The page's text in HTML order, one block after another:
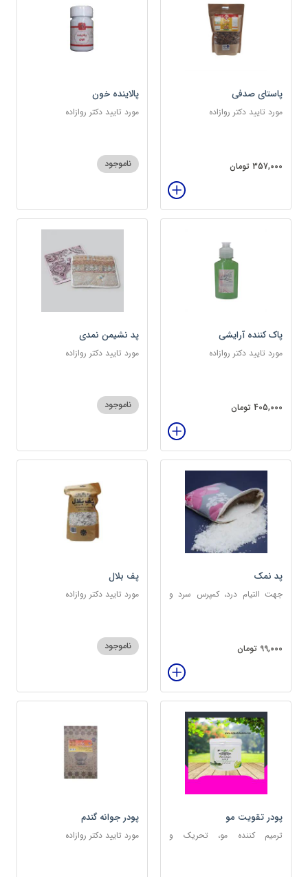
پاستای صدفی
مورد تایید دکتر روازاده
357,000 تومان
پالاینده خون
مورد تایید دکتر روازاده
ناموجود
پاک کننده آرایشی
مورد تایید دکتر روازاده
405,000 تومان
پد نشیمن نمدی
مورد تایید دکتر روازاده
ناموجود
پد نمک
جهت التیام درد، کمپرس سرد و
99,000 تومان
پف بلال
مورد تایید دکتر روازاده
ناموجود
پودر تقویت مو
ترمیم کننده مو، تحریک و
پودر جوانه گندم
مورد تایید دکتر روازاده